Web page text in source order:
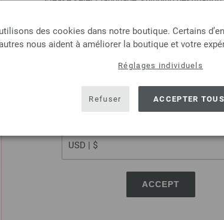
USA - The United States of America
ACCEPT
des cookies dans notre boutique. Certains
nous aident à améliorer la boutique et votre
Réglages individuels
Refuser ACCEPTER TOUS
8,34 $
Ajouter à
Jeu
Jeu